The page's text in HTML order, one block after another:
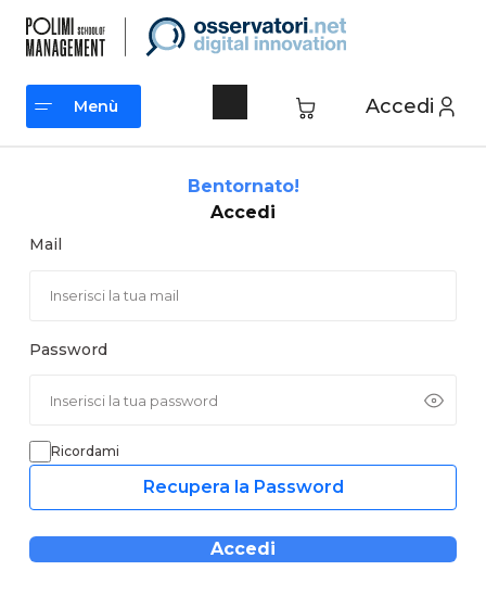
contenuto
Accedi
Menù
Bentornato!
Accedi
Mail
Password
Ricordami
Recupera la Password
Accedi